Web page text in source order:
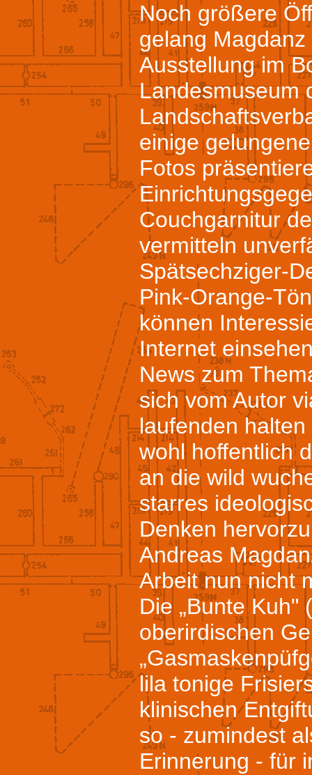
Noch größere
gelang
Ausstellung im
Landesmuseum
einige
Fotos
Couchgarnitur
vermitteln
Spätsechziger-
Pink-Orange-
können
Internet
News zum
sich vom Autor
laufenden
wohl hoffentlich
an die wild
starres
Denken
Andreas
Arbeit nun nicht
Die „Bunte Kuh"
oberirdischen
lila tonige
klinischen
so - zumindest
Erinnerung - für